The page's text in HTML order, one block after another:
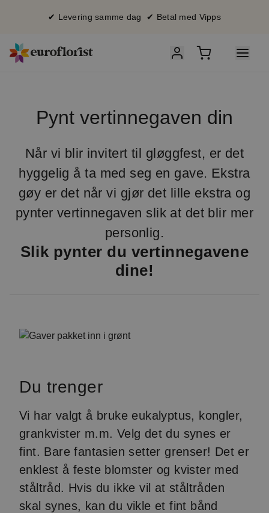
✔ Levering samme dag ✔ Betal med Vipps
Pynt vertinnegaven din
Når vi blir invitert til gløggfest, er det
hyggelig å ta med seg en gave. Ekstra
gøy er det når vi gjør det lille ekstra og
pynter vertinnegaven slik at det blir mer
personlig.
Slik pynter du vertinnegavene
dine!
Du trenger
Vi har valgt å bruke eukalyptus, kongler,
grankvister m.m. Velg det du synes er
fint. Bare fantasien setter grenser! Det er
enklest å feste blomster og kvister med
ståltråd. Hvis du ikke vil at ståltråden
skal synes, kan du vikle et fint bånd